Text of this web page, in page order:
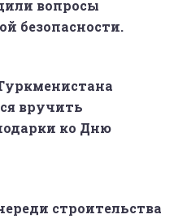
вопросы
безопасности.
вручить
ко Дню
строительства